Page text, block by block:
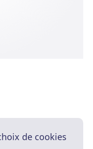
de cookies